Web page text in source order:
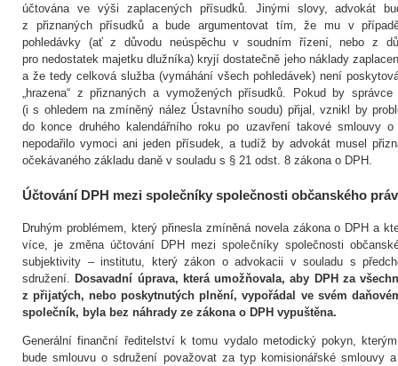
účtována ve výši zaplacených přísudků. Jinými slovy, advokát
z přiznaných přísudků a bude argumentovat tím, že mu v
pohledávky (ať z důvodu neúspěchu v soudním řízení, nebo z
pro nedostatek majetku dlužníka) kryjí dostatečně jeho náklady
a že tedy celková služba (vymáhání všech pohledávek) není
„hrazena“ z přiznaných a vymožených přísudků. Pokud by správce
(i s ohledem na zmíněný nález Ústavního soudu) přijal, vznikl by
do konce druhého kalendářního roku po uzavření takové smlouvy
nepodařilo vymoci ani jeden přísudek, a tudíž by advokát musel
očekávaného základu daně v souladu s § 21 odst. 8 zákona o DPH.
Účtování DPH mezi společníky společnosti občanského
Druhým problémem, který přinesla zmíněná novela zákona o DPH a
více, je změna účtování DPH mezi společníky společnosti
subjektivity – institutu, který zákon o advokacii v souladu s
sdružení. Dosavadní úprava, která umožňovala, aby DPH za
z přijatých, nebo poskytnutých plnění, vypořádal ve svém
společník, byla bez náhrady ze zákona o DPH vypuštěna.
Generální finanční ředitelství k tomu vydalo metodický pokyn,
bude smlouvu o sdružení považovat za typ komisionářské smlouvy